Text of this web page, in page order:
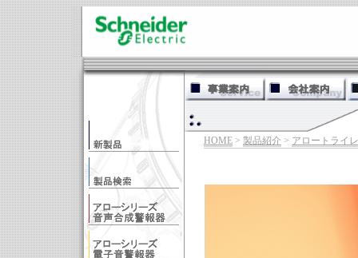
HOME > 製品紹介 > アロートライ